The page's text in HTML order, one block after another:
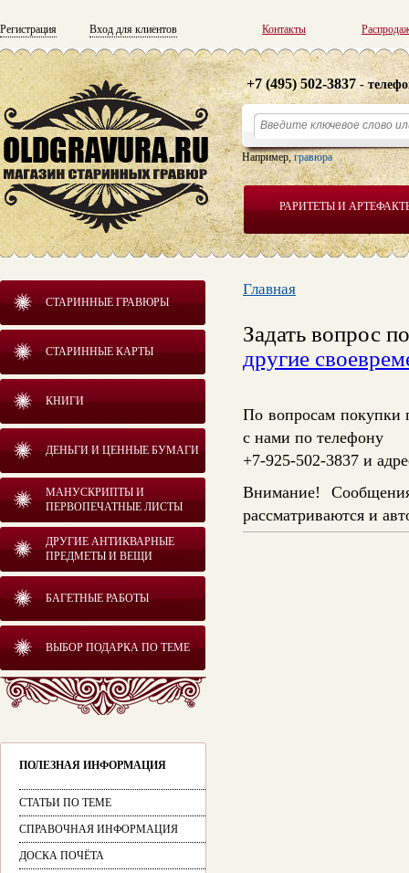
Регистрация Вход для клиентов Контакты
РАРИТЕТЫ И
+7 (495) 502-3837 -
Например,гравюра
СТАРИННЫЕ ГРАВЮРЫ
СТАРИННЫЕ КАРТЫ
КНИГИ
ДЕНЬГИ И ЦЕННЫЕ БУМАГИ
МАНУСКРИПТЫ И
ПЕРВОПЕЧАТНЫЕ ЛИСТЫ
ДРУГИЕ АНТИКВАРНЫЕ
ПРЕДМЕТЫ И ВЕЩИ
БАГЕТНЫЕ РАБОТЫ
ВЫБОР ПОДАРКА ПО ТЕМЕ
ПОЛЕЗНАЯ ИНФОРМАЦИЯ
СТАТЬИ ПО ТЕМЕ
СПРАВОЧНАЯ ИНФОРМАЦИЯ
ДОСКА ПОЧЁТА
Главная
Задать вопрос
другие
По вопросам покупки
с нами по телефону
+7-925-502-3837 и
Внимание!
рассматриваются и